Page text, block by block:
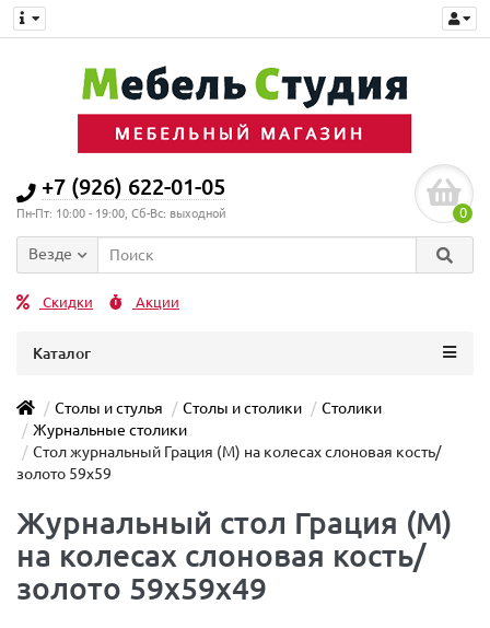
+7 (926) 622-01-05
Пн-Пт: 10:00 - 19:00, Сб-Вс: выходной 0
Везде
Скидки Акции
Каталог
Столы и стулья Столы и столики
Столики
Журнальные столики
Стол журнальный Грация (М) на колесах слоновая кость/
золото 59х59
Журнальный стол Грация (М)
на колесах слоновая кость/
золото 59х59х49